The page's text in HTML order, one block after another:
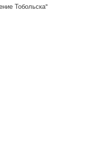
Тобольска"